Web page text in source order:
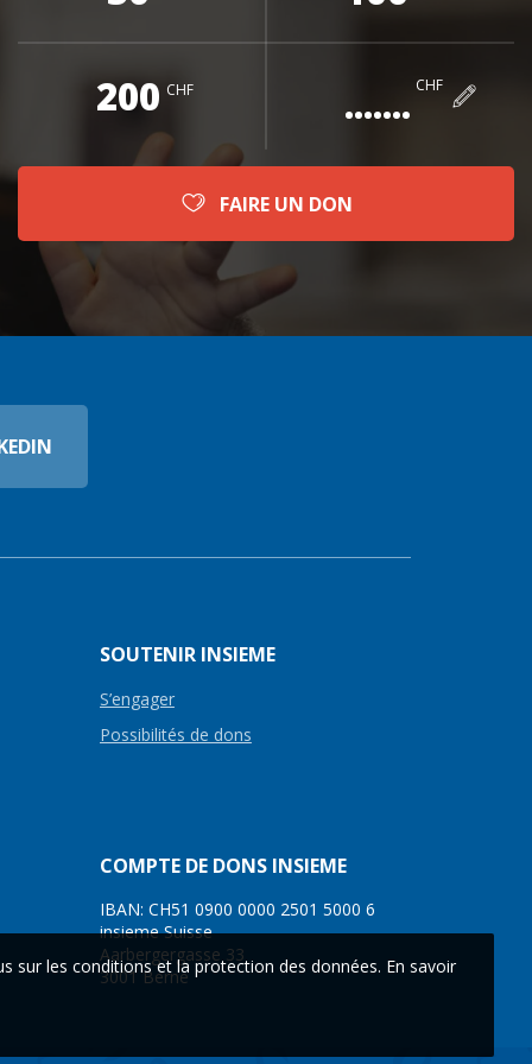
200 CHF CHF
FAIRE UN DON
SOUTENIR INSIEME
S’engager
Possibilités de dons
COMPTE DE DONS INSIEME
IBAN: CH51 0900 0000 2501 5000 6
insieme Suisse
Aarbergergasse 33
3001 Berne
sur les conditions et la protection des données. En savoir